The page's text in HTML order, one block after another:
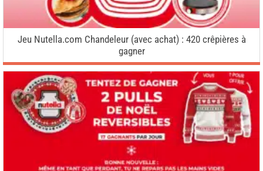
Jeu Nutella.com Chandeleur (avec achat) : 420 crêpières à
gagner